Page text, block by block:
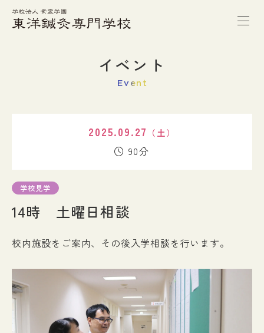
キャンパスライフ
進路・就職
入試情報
イベント
Event
2025.09.27 （土）
90分
学校見学
14時 土曜日相談
校内施設をご案内、その後入学相談を行います。